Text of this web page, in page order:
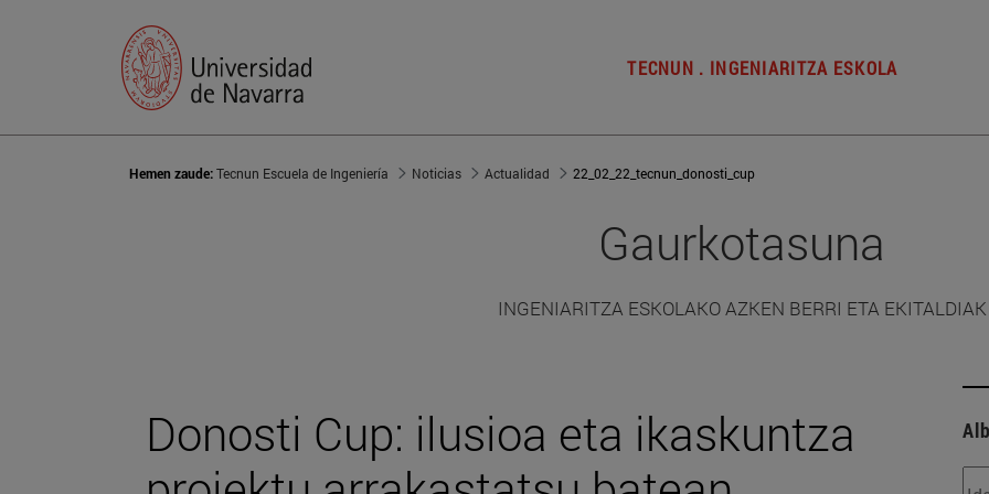
TECNUN . INGENIARITZA ESKOLA
Hemen zaude:Tecnun Escuela de Ingeniería Noticias Actualidad 22_02_22_tecnun_donosti_cup
Gaurkotasuna
INGENIARITZA ESKOLAKO AZKEN BERRI ETA EKITALDIAK
Donosti Cup: ilusioa eta ikaskuntza